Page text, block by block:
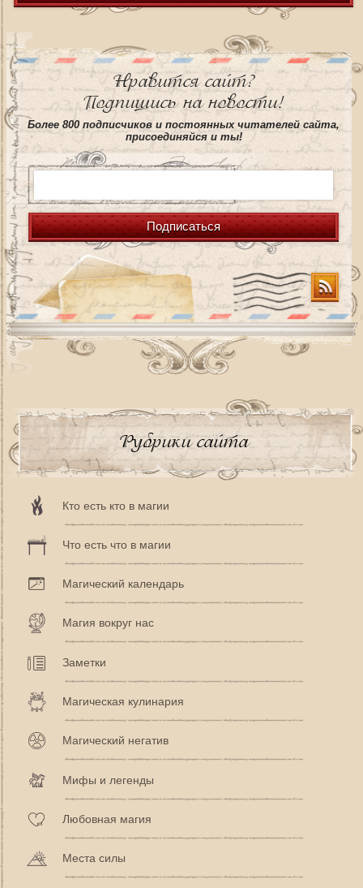
Нравится сайт?
Подпишись на новости!
Более 800 подписчиков и постоянных читателей сайта,
присоединяйся и ты!
Подписаться
Рубрики сайта
Кто есть кто в магии
Что есть что в магии
Магический календарь
Магия вокруг нас
Заметки
Магическая кулинария
Магический негатив
Мифы и легенды
Любовная магия
Места силы